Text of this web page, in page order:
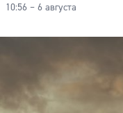
10:56 – 6 августа